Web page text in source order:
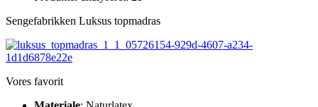
Sengefabrikken Luksus topmadras
Vores favorit